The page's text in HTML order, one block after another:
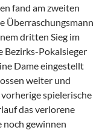
fand am zweiten
Überraschungsmann
dritten Sieg im
Bezirks-Pokalsieger
Dame eingestellt
weiter und
spielerische
das verlorene
gewinnen